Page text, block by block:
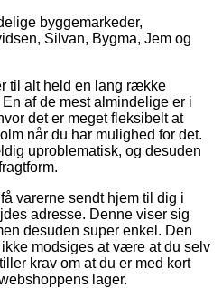
byggemarkeder,
Silvan, Bygma, Jem og
til alt held en lang række
af de mest almindelige er i
det er meget fleksibelt at
når du har mulighed for det.
uproblematisk, og desuden
varerne sendt hjem til dig i
adresse. Denne viser sig
desuden super enkel. Den
modsiges at være at du selv
krav om at du er med kort
lager.